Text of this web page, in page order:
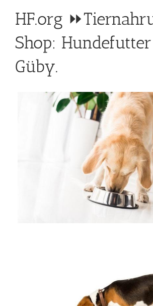
HF.org
Shop: Hundefutter
Güby.